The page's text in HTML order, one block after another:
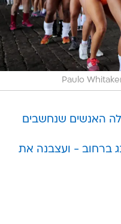
האנשים שנחשבים
ברחוב - ועצבנה את